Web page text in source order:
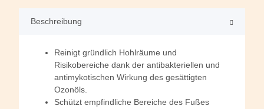
Beschreibung
Reinigt gründlich Hohlräume und
Risikobereiche dank der antibakteriellen und
antimykotischen Wirkung des gesättigten
Ozonöls.
Schützt empfindliche Bereiche des Fußes